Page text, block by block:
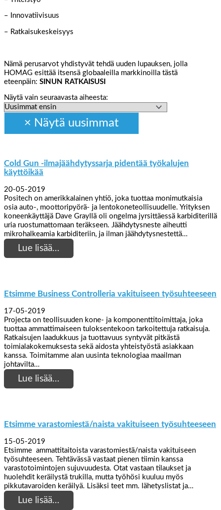
– Innovatiivisuus
– Ratkaisukeskeisyys
Nämä perusarvot yhdistyvät tehdä uuden lupauksen, jolla
HOMAG esittää itsensä globaaleilla markkinoilla tästä
eteenpäin: SINUN RATKAISUSI
Näytä vain seuraavasta aiheesta:
Cold Gun -ilmajäähdytyssarja pidentää työkalujen
käyttöikää
20-05-2019
Positech on amerikkalainen yhtiö, joka tuottaa monimutkaisia
osia auto-, moottoripyörä- ja lentokoneteollisuudelle. Yrityksen
koneenkäyttäjä Dave Grayllä oli ongelma jyrsittäessä karbiditerillä
uria ruostumattomaan teräkseen. Jäähdytysneste aiheutti
mikrohalkeamia karbiditeriin, ja ilman jäähdytysnestettä…
Lue lisää…
Etsimme Business Controlleria vakituiseen työsuhteeseen
17-05-2019
Projecta on teollisuuden kone- ja komponenttitoimittaja, joka
tuottaa ammattimaiseen tuloksentekoon tarkoitettuja ratkaisuja.
Ratkaisujen laadukkuus ja tuottavuus syntyvät pitkästä
toimialakokemuksesta sekä aidosta yhteistyöstä asiakkaan
kanssa. Toimitamme alan uusinta teknologiaa maailman
johtavilta…
Lue lisää…
Etsimme varastomiestä/naista vakituiseen työsuhteeseen
15-05-2019
Etsimme ammattitaitoista varastomiestä/naista vakituiseen
työsuhteeseen. Tehtävässä vastaat pienen tiimin kanssa
varastotoimintojen sujuvuudesta. Otat vastaan tilaukset ja
huolehdit keräilystä trukilla, mutta työhösi kuuluu myös
pikkutavaroiden keräilyä. Lisäksi teet mm. lähetyslistat ja…
Lue lisää…